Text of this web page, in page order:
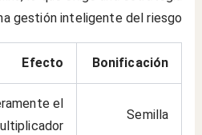
gestión inteligente del riesgo.
Bonificación
Efecto
Semilla
el